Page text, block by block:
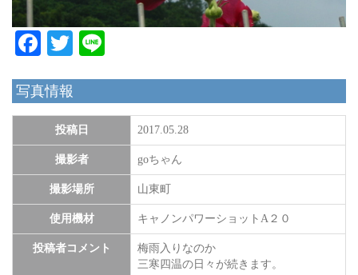
Facebook
Twitter
写真情報
投稿日 2017.05.28
撮影者 goちゃん
撮影場所 山東町
使用機材 キャノンパワーショットA２０
投稿者コメント
梅雨入りなのか
三寒四温の日々が続きます。